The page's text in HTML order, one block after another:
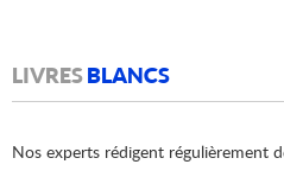
LIVRESBLANCS
Nos experts rédigent régulièrement